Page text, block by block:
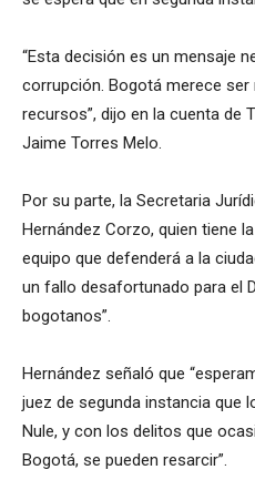
“Esta decisión es un mensaje
corrupción. Bogotá merece
recursos”, dijo en la cuenta de
Jaime Torres Melo.
Por su parte, la Secretaria
Hernández Corzo, quien tiene
equipo que defenderá a la
un fallo desafortunado para el
bogotanos”.
Hernández señaló que
juez de segunda instancia que
Nule, y con los delitos que
Bogotá, se pueden resarcir”.